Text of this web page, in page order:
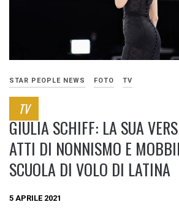
STAR PEOPLE NEWS FOTO TV
TV
GIULIA SCHIFF: LA SUA
ATTI DI NONNISMO E
SCUOLA DI VOLO DI LATINA
5 APRILE 2021